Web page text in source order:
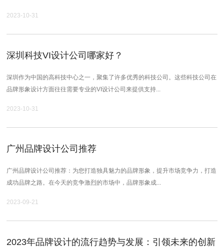
2023-10-31
深圳科技VI设计公司哪家好？
深圳作为中国的高科技中心之一，聚集了许多优秀的科技公司。这些科技公司在
品牌形象设计方面往往需要专业的VI设计公司来提供支持...
2023-10-31
广州品牌设计公司推荐
广州品牌设计公司推荐：为您打造独具魅力的品牌形象，提升市场竞争力，打造
成功品牌之路。在今天的竞争激烈的市场中，品牌形象成...
2023-09-21
2023年品牌设计的流行趋势与发展：引领未来的创新